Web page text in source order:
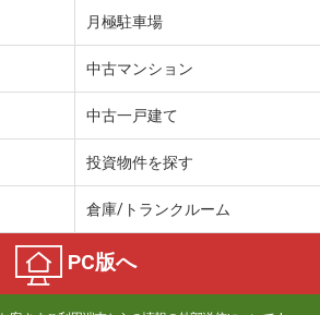
月極駐車場
中古マンション
中古一戸建て
投資物件を探す
倉庫/トランクルーム
PC版へ